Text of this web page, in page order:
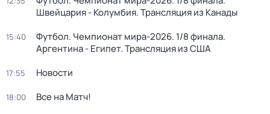
Швейцария - Колумбия. Трансляция из Канады
15:40
Футбол. Чемпионат мира-2026. 1/8 финала.
Аргентина - Египет. Трансляция из США
17:55 Новости
18:00 Все на Матч!